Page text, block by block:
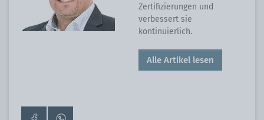
Zertifizierungen und
verbessert sie
kontinuierlich.
Alle Artikel lesen
Zur
Kontaktiere